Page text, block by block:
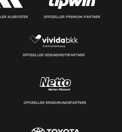
AUSRÜSTER OFFIZIELLER PREMIUM-PARTNER
OFFIZIELLER GESUNDHEITSPARTNER
OFFIZIELLER ERNÄHRUNGSPARTNER